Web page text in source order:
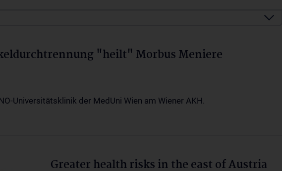
"heilt" Morbus Meniere
Universitätsklinik der MedUni Wien am Wiener AKH.
Greater health risks in the east of Austria